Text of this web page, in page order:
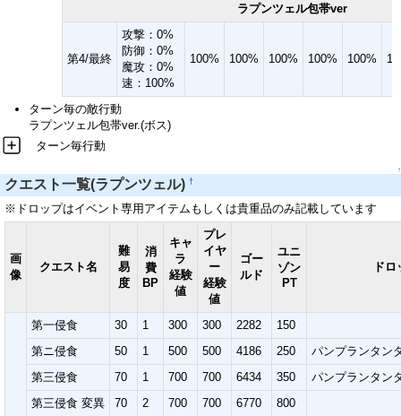
ラプンツェル包帯ver
第4/最終
攻撃：0%
防御：0%
魔攻：0%
速：100%
100% 100% 100% 100% 100%
ターン毎の敵行動
ラプンツェル包帯ver.(ボス)
ターン毎行動
↑
クエスト一覧(ラプンツェル) †
※ドロップはイベント専用アイテムもしくは貴重品のみ記載しています
画
像
クエスト名
難
易
度
消
費
BP
キャ
ラ
経験
値
プレ
イヤ
ー
経験
値
ゴー
ルド
ユニ
ゾン
PT
ド
第一侵食 30 1 300 300 2282
150
第ニ侵食
50 1 500 500 4186 250
パンプランタン
第三侵食
70 1 700 700 6434 350
パンプランタン
第三侵食 変異
70 2 700 700 6770 800